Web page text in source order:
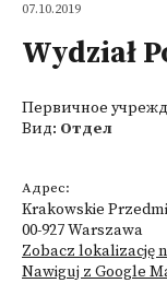
07.10.2019
Wydział
Первичное
Вид: Отдел
Адрес:
Krakowskie
00-927 Warszawa
Zobacz lokalizację
Nawiguj z Google